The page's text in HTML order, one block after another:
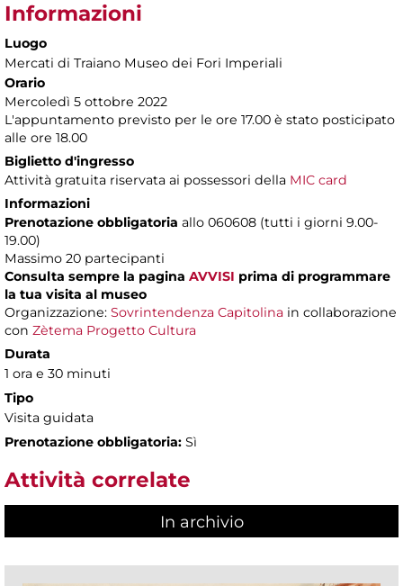
Informazioni
Luogo
Mercati di Traiano Museo dei Fori Imperiali
Orario
Mercoledì 5 ottobre 2022
L'appuntamento previsto per le ore 17.00 è stato posticipato
alle ore 18.00
Biglietto d'ingresso
Attività gratuita riservata ai possessori della MIC card
Informazioni
Prenotazione obbligatoria allo 060608 (tutti i giorni 9.00-
19.00)
Massimo 20 partecipanti
Consulta sempre la pagina AVVISI prima di programmare
la tua visita al museo
Organizzazione: Sovrintendenza Capitolina in collaborazione
con Zètema Progetto Cultura
Durata
1 ora e 30 minuti
Tipo
Visita guidata
Prenotazione obbligatoria: Sì
Attività correlate
In archivio